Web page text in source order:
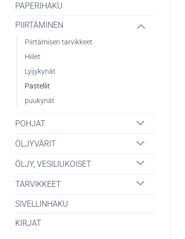
PAPERIHAKU
PIIRTÄMINEN
Piirtämisen tarvikkeet
Hiilet
Lyijykynät
Pastellit
puukynät
POHJAT
ÖLJYVÄRIT
ÖLJY, VESILIUKOISET
TARVIKKEET
SIVELLINHAKU
KIRJAT